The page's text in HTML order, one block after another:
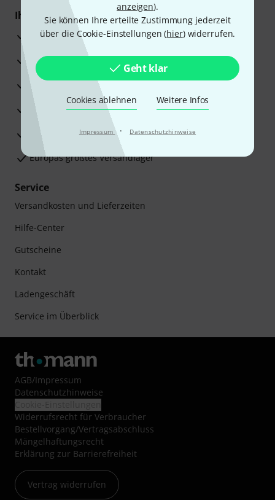
anzeigen).
Sie können Ihre erteilte Zustimmung jederzeit
über die Cookie-Einstellungen (hier) widerrufen.
Geht klar
Cookies ablehnen Weitere Infos
Impressum · Datenschutzhinweise
Ihre Vorteile
3 Jahre Thomann Garantie
30 Tage Money-Back-Garantie
Reparaturservice
Beratung durch Fachexperten
Zufriedenheitsgarantie
Europas größtes Versandlager
Service
Versandkosten und Lieferzeiten
Hilfe-Center
Gutscheine
Kontakt
Ladengeschäft
Service im Überblick
AGB/Impressum
Datenschutzhinweise
Widerrufsrecht für Verbraucher
Bestellvorgang/Vertragsabschluss
Mängelhaftungsrecht
Erklärung zur Barrierefreiheit
Vertrag widerrufen